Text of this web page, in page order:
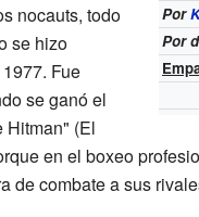
Por
Por
nocauts, todo
se hizo
Fue
se ganó el
Hitman" (El
en el boxeo
de combate a sus